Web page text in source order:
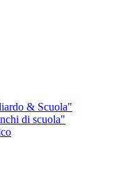
& Scuola"
di scuola"